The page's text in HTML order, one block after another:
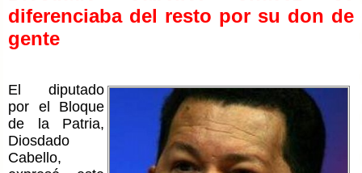
diferenciaba del resto por su don de
gente
El diputado
por el Bloque
de la Patria,
Diosdado
Cabello,